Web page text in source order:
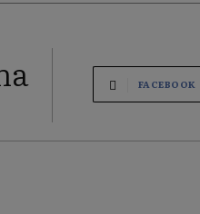
FACEBOOK